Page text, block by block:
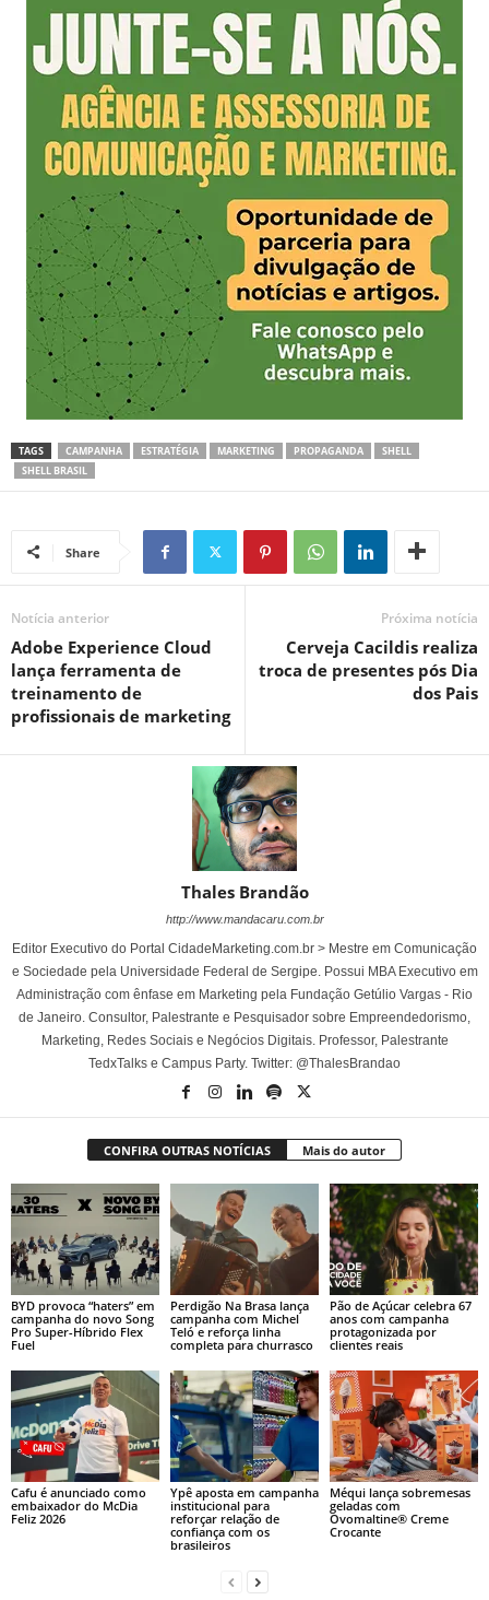
TAGS CAMPANHA ESTRATÉGIA MARKETING PROPAGANDA
SHELL
SHELL BRASIL
Share
Notícia anterior
Adobe Experience Cloud
lança ferramenta de
treinamento de
profissionais de marketing
Próxima notícia
Cerveja Cacildis realiza
troca de presentes pós Dia
dos Pais
Thales Brandão
http://www.mandacaru.com.br
Editor Executivo do Portal CidadeMarketing.com.br > Mestre em Comunicação
e Sociedade pela Universidade Federal de Sergipe. Possui MBA Executivo em
Administração com ênfase em Marketing pela Fundação Getúlio Vargas - Rio
de Janeiro. Consultor, Palestrante e Pesquisador sobre Empreendedorismo,
Marketing, Redes Sociais e Negócios Digitais. Professor, Palestrante
TedxTalks e Campus Party. Twitter: @ThalesBrandao
CONFIRA OUTRAS NOTÍCIAS Mais do autor
BYD provoca “haters” em
campanha do novo Song
Pro Super-Híbrido Flex
Fuel
Perdigão Na Brasa lança
campanha com Michel
Teló e reforça linha
completa para churrasco
Pão de Açúcar celebra 67
anos com campanha
protagonizada por
clientes reais
Cafu é anunciado como
embaixador do McDia
Feliz 2026
Ypê aposta em campanha
institucional para
reforçar relação de
confiança com os
brasileiros
Méqui lança sobremesas
geladas com
Ovomaltine® Creme
Crocante